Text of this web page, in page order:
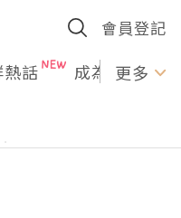
會員登記
話 成為U更多